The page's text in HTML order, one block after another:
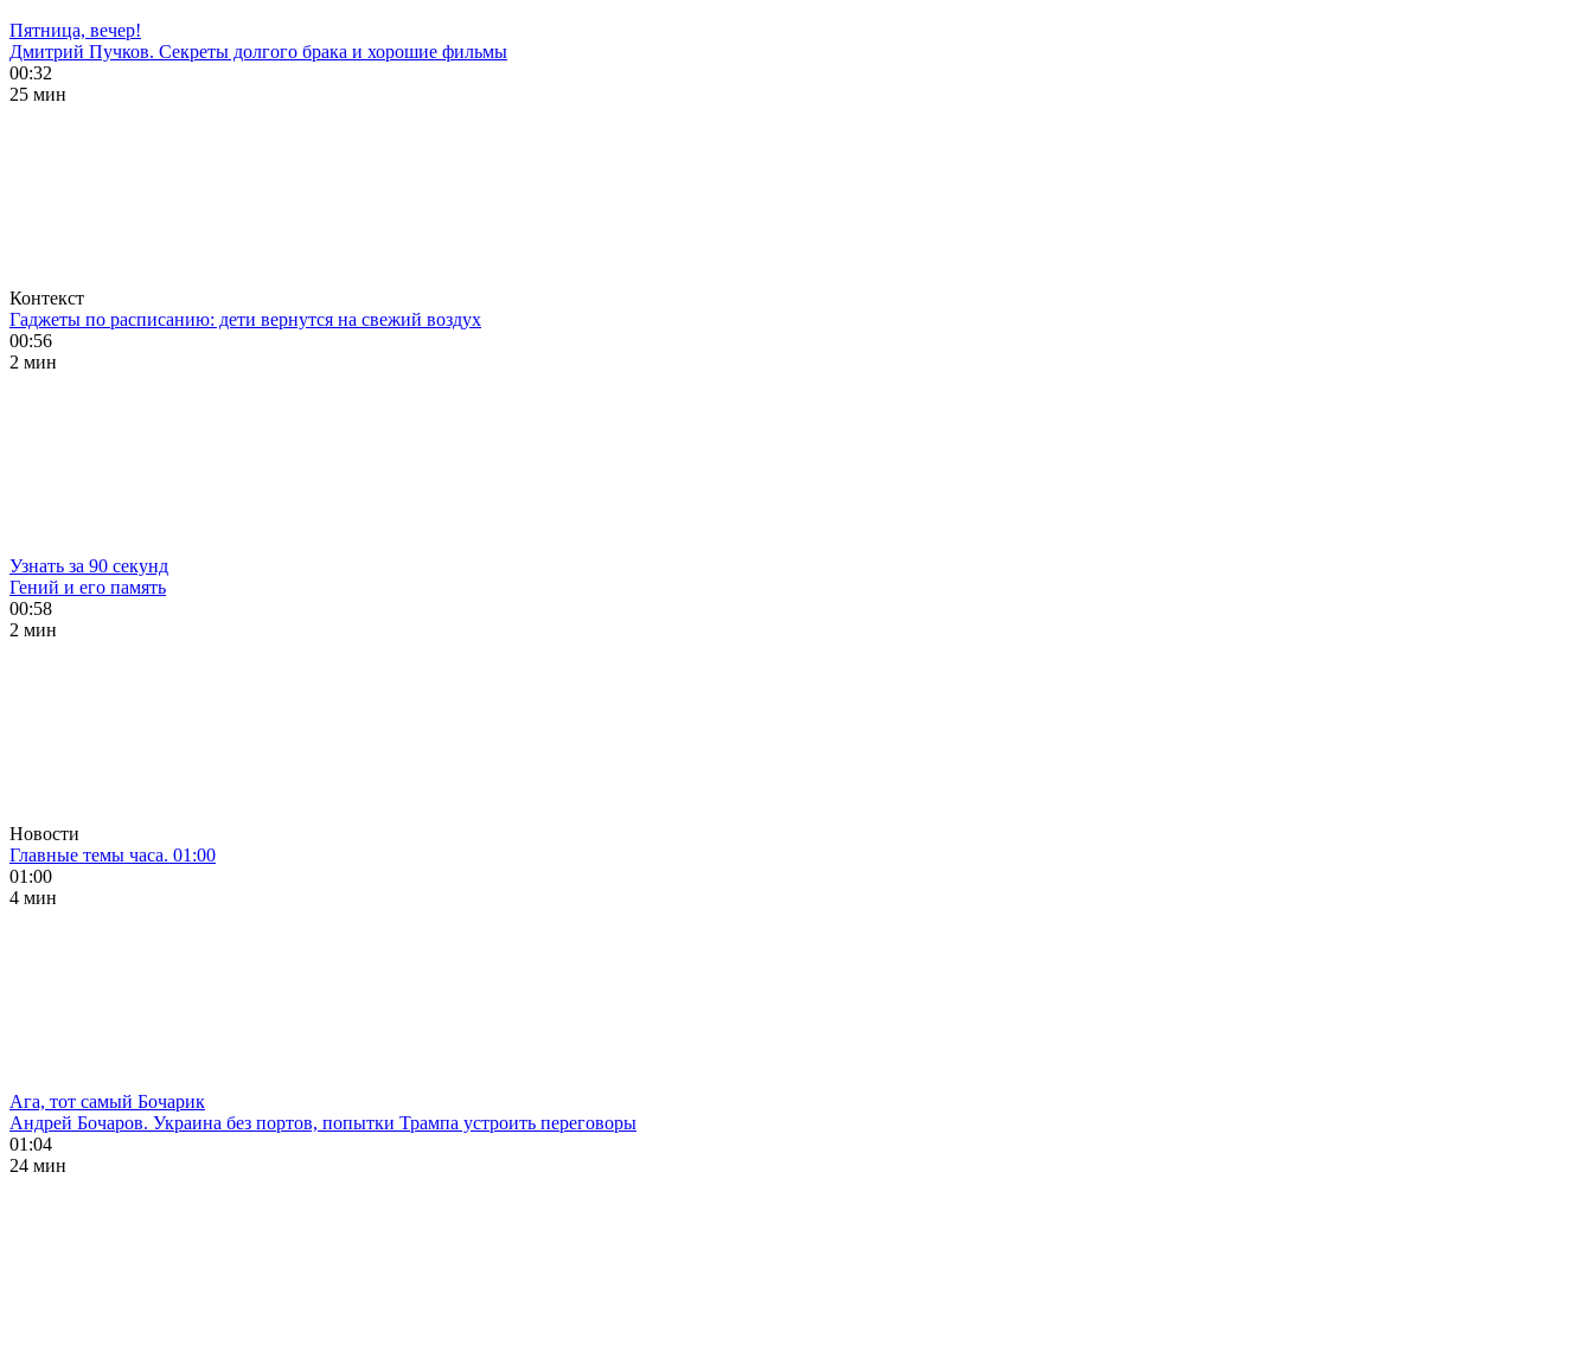
Пятница, вечер!
Дмитрий Пучков. Секреты долгого брака и хорошие фильмы
00:32
25 мин
Контекст
Гаджеты по расписанию: дети вернутся на свежий воздух
00:56
2 мин
Узнать за 90 секунд
Гений и его память
00:58
2 мин
Новости
Главные темы часа. 01:00
01:00
4 мин
Ага, тот самый Бочарик
Андрей Бочаров. Украина без портов, попытки Трампа устроить переговоры
01:04
24 мин